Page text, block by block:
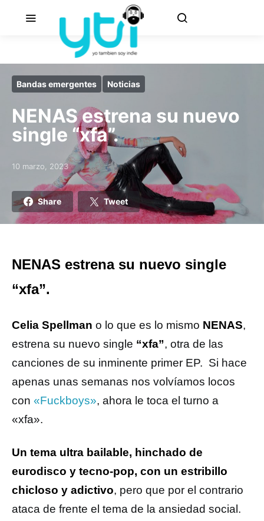
Bandas emergentes Noticias
NENAS estrena su nuevo
single “xfa”.
Posted on
10 marzo, 2023
Share Tweet
NENAS estrena su nuevo single
“xfa”.
Celia Spellman o lo que es lo mismo NENAS,
estrena su nuevo single “xfa”, otra de las
canciones de su inminente primer EP. Si hace
apenas unas semanas nos volvíamos locos
con «Fuckboys», ahora le toca el turno a
«xfa».
Un tema ultra bailable, hinchado de
eurodisco y tecno-pop, con un estribillo
chicloso y adictivo, pero que por el contrario
ataca de frente el tema de la ansiedad social.